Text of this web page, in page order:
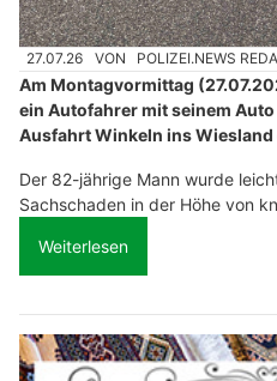
27.07.26 VON POLIZEI.NEWS
Am Montagvormittag
ein Autofahrer mit seinem
Ausfahrt Winkeln ins Wiesland
Der 82-jährige Mann wurde
Sachschaden in der Höhe von
Weiterlesen